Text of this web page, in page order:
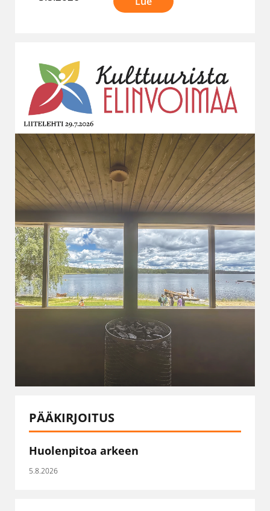
PÄÄKIRJOITUS
Huolenpitoa arkeen
5.8.2026